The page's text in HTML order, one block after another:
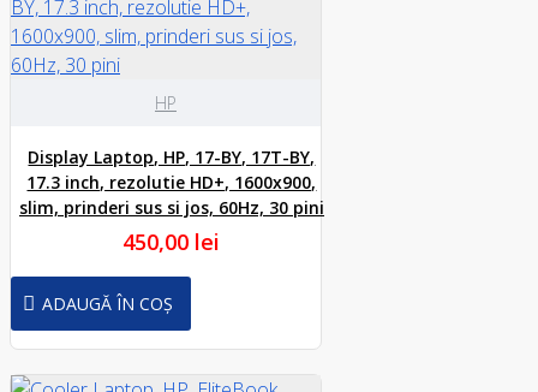
HP
Display Laptop, HP, 17-BY, 17T-BY,
17.3 inch, rezolutie HD+, 1600x900,
slim, prinderi sus si jos, 60Hz, 30 pini
450,00 lei
ADAUGĂ ÎN COȘ